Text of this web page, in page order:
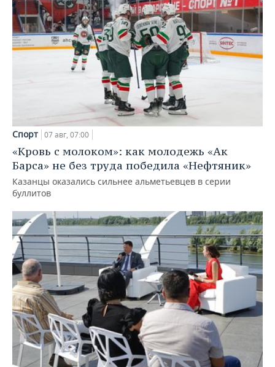
Спорт 07 авг, 07:00
«Кровь с молоком»: как молодежь «Ак
Барса» не без труда победила «Нефтяник»
Казанцы оказались сильнее альметьевцев в серии
буллитов